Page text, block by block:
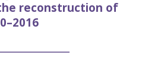
reconstruction of